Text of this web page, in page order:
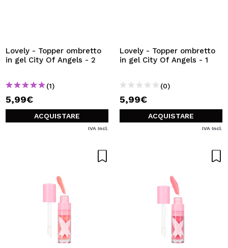
Lovely - Topper ombretto
in gel City Of Angels - 2
(1)
5,99€
ACQUISTARE
IVA Incl.
Lovely - Topper ombretto
in gel City Of Angels - 1
(0)
5,99€
ACQUISTARE
IVA Incl.